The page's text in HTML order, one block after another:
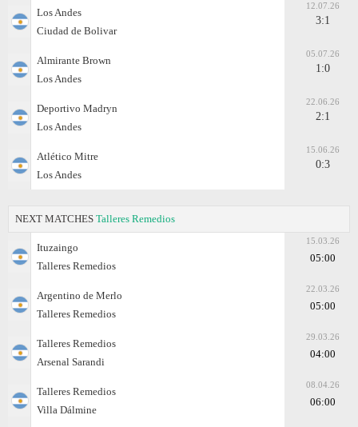
Los Andes
Ciudad de Bolivar
12.07.26
3:1
Almirante Brown
Los Andes
05.07.26
1:0
Deportivo Madryn
Los Andes
22.06.26
2:1
Atlético Mitre
Los Andes
15.06.26
0:3
NEXT MATCHES Talleres Remedios
Ituzaingo
Talleres Remedios
15.03.26
05:00
Argentino de Merlo
Talleres Remedios
22.03.26
05:00
Talleres Remedios
Arsenal Sarandi
29.03.26
04:00
Talleres Remedios
Villa Dálmine
08.04.26
06:00